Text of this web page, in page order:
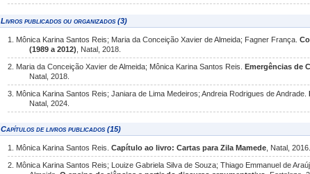
Livros publicados ou organizados (3)
1. Mônica Karina Santos Reis; Maria da Conceição Xavier de Almeida; Fagner França.
(1989 a 2012)
, Natal, 2018.
2. Maria da Conceição Xavier de Almeida; Mônica Karina Santos Reis. Emergências de
Natal, 2018.
3. Mônica Karina Santos Reis; Janiara de Lima Medeiros; Andreia Rodrigues de Andrade.
Natal, 2024.
Capítulos de livros publicados (15)
1. Mônica Karina Santos Reis. Capítulo ao livro: Cartas para Zila Mamede , Natal, 2016.
2. Mônica Karina Santos Reis; Louize Gabriela Silva de Souza; Thiago Emmanuel de